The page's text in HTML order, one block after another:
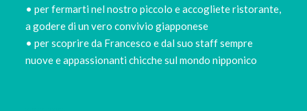
• per fermarti nel nostro piccolo e accogliete ristorante,
a godere di un vero convivio giapponese
• per scoprire da Francesco e dal suo staff sempre
nuove e appassionanti chicche sul mondo nipponico